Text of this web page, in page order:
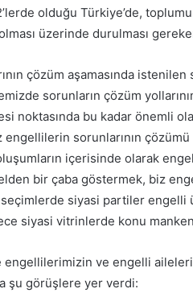
olduğu Türkiye’de,
üzerinde durulması
çözüm aşamasında
sorunların çözüm
noktasında bu kadar önemli
engellilerin sorunlarının
içerisinde olarak
bir çaba göstermek, biz
siyasi partiler
siyasi vitrinlerde konu
engellilerimizin ve engelli
şu görüşlere yer verdi: